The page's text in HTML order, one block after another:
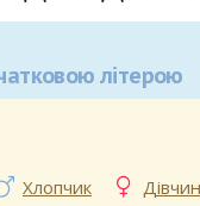
літерою
Хлопчик